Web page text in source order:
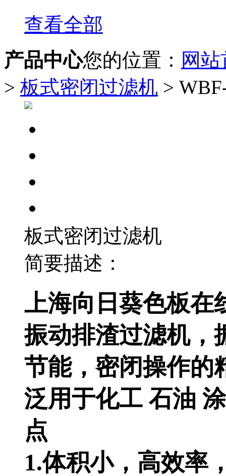
查看全部
产品中心您的位置： 网
> 板式密闭过滤机 >
板式密闭过滤机
简要描述：
上海向日葵色板在
振动排渣过滤机
节能，密闭操作
泛用于化工 石油 涂
点
1.体积小，高效率